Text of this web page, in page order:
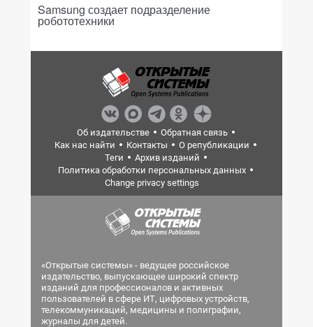
Samsung создает подразделение
робототехники
Об издательстве
Обратная связь
Как нас найти
Контакты
О републикации
Теги
Архив изданий
Политика обработки персональных данных
Change privacy settings
«Открытые системы» - ведущее российское
издательство, выпускающее широкий спектр
изданий для профессионалов и активных
пользователей в сфере ИТ, цифровых устройств,
телекоммуникаций, медицины и полиграфии,
журналы для детей.